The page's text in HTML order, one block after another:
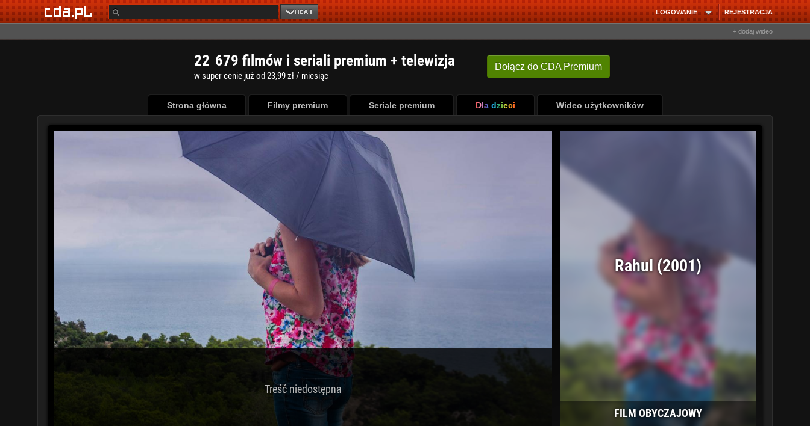
REJESTRACJA
LOGOWANIE
+ dodaj wideo
Dołącz do CDA Premium
22 679 filmów i seriali premium + telewizja
w super cenie już od 23,99 zł / miesiąc
Strona główna Filmy premium Seriale premium Dla dzieci Wideo użytkowników
Treść niedostępna
Rahul (2001)
FILM OBYCZAJOWY